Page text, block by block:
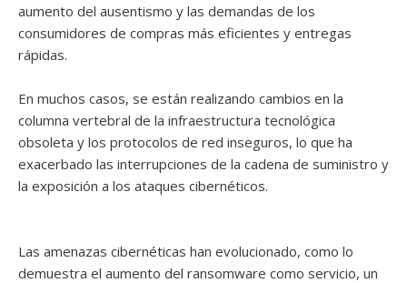
aumento del ausentismo y las demandas de los
consumidores de compras más eficientes y entregas
rápidas.
En muchos casos, se están realizando cambios en la
columna vertebral de la infraestructura tecnológica
obsoleta y los protocolos de red inseguros, lo que ha
exacerbado las interrupciones de la cadena de suministro y
la exposición a los ataques cibernéticos.
Las amenazas cibernéticas han evolucionado, como lo
demuestra el aumento del ransomware como servicio, un